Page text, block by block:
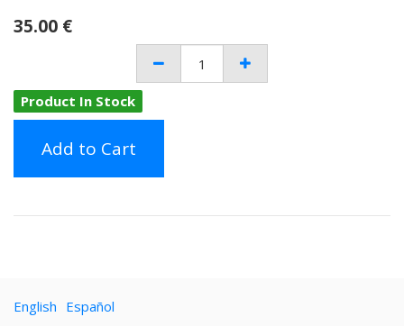
35.00 €
Product In Stock
Add to Cart
English Español